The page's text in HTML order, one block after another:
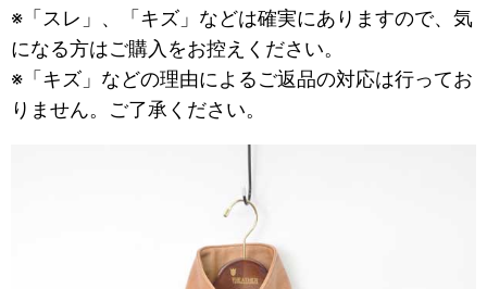
※「スレ」、「キズ」などは確実にありますので、気
になる方はご購入をお控えください。
※「キズ」などの理由によるご返品の対応は行ってお
りません。ご了承ください。